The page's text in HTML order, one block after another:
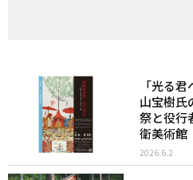
「光る
山宝樹氏
祭と役行
衛美術館
2026.6.2